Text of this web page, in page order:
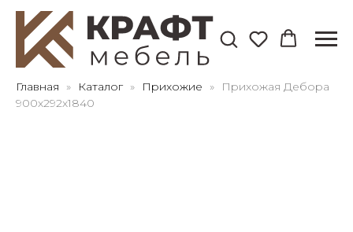
Главная Каталог Прихожие
Прихожая Дебора
900х292х1840